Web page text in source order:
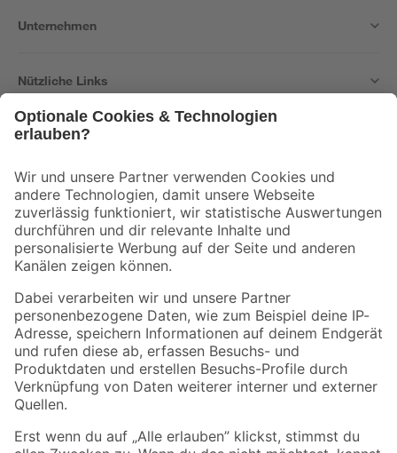
Unternehmen
Nützliche Links
Der toom Newsletter: Keine Angebote und Aktionen mehr verpassen!
Zur Newsletter Anmeldung
Folge uns
Zahlungsarten Versandarten
Sicher einkaufen